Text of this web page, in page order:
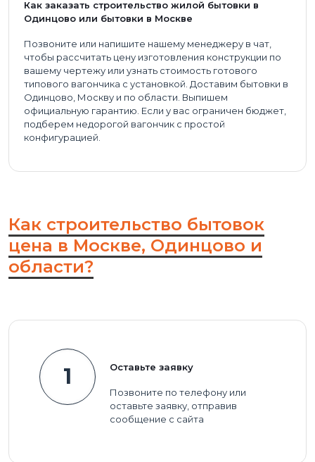
Как заказать строительство жилой бытовки в
Одинцово или бытовки в Москве
Позвоните или напишите нашему менеджеру в чат,
чтобы рассчитать цену изготовления конструкции по
вашему чертежу или узнать стоимость готового
типового вагончика с установкой. Доставим бытовки в
Одинцово, Москву и по области. Выпишем
официальную гарантию. Если у вас ограничен бюджет,
подберем недорогой вагончик с простой
конфигурацией.
Как строительство бытовок
цена в Москве, Одинцово и
области?
1 Оставьте заявку
Позвоните по телефону или
оставьте заявку, отправив
сообщение с сайта